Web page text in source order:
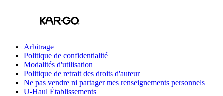
Arbitrage
Politique de confidentialité
Modalités d'utilisation
Politique de retrait des droits d'auteur
Ne pas vendre ni partager mes renseignements personnels
U-Haul Établissements